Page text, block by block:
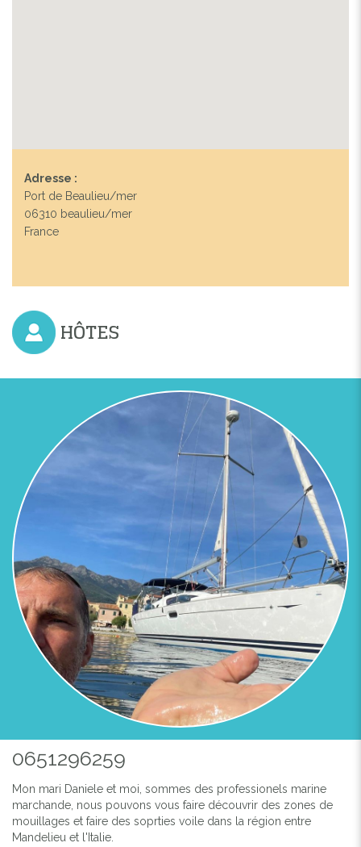
Adresse :
Port de Beaulieu/mer
06310 beaulieu/mer
France
HÔTES
0651296259
Mon mari Daniele et moi, sommes des professionels marine
marchande, nous pouvons vous faire découvrir des zones de
mouillages et faire des soprties voile dans la région entre
Mandelieu et l'Italie.